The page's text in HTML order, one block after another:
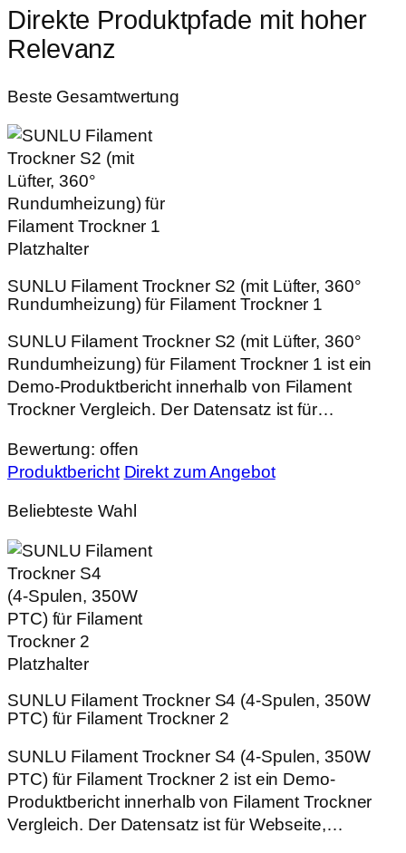
Direkte Produktpfade mit hoher
Relevanz
Beste Gesamtwertung
SUNLU Filament Trockner S2 (mit Lüfter, 360°
Rundumheizung) für Filament Trockner 1
SUNLU Filament Trockner S2 (mit Lüfter, 360°
Rundumheizung) für Filament Trockner 1 ist ein
Demo-Produktbericht innerhalb von Filament
Trockner Vergleich. Der Datensatz ist für…
Bewertung: offen
Produktbericht Direkt zum Angebot
Beliebteste Wahl
SUNLU Filament Trockner S4 (4‑Spulen, 350W
PTC) für Filament Trockner 2
SUNLU Filament Trockner S4 (4‑Spulen, 350W
PTC) für Filament Trockner 2 ist ein Demo-
Produktbericht innerhalb von Filament Trockner
Vergleich. Der Datensatz ist für Webseite,…